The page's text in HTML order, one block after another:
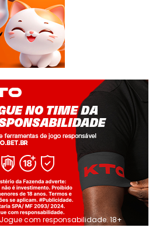
Jogue com responsabilidade. 18+